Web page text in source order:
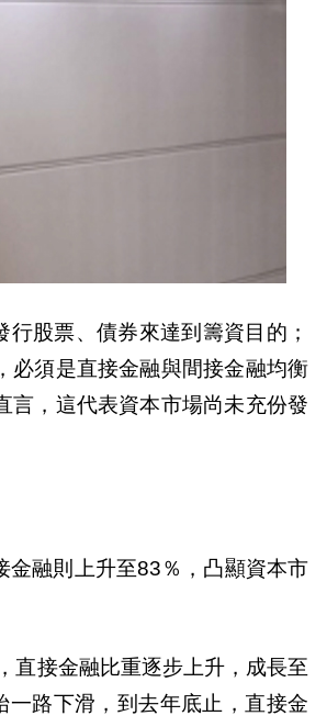
股票、債券來達到籌資目的；
必須是直接金融與間接金融均衡
言，這代表資本市場尚未充份發
融則上升至83％，凸顯資本市
直接金融比重逐步上升，成長至
路下滑，到去年底止，直接金